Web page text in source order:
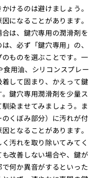
けるのは避けましょう。
になることがあります。
は、鍵穴専用の潤滑剤を
、必ず「鍵穴専用」の、
ものを選ぶことです。一
用油、シリコンスプレー
して固まり、かえって鍵
鍵穴専用潤滑剤を少量ス
染ませてみましょう。ま
くぼみ部分）に汚れが付
となることがあります。
汚れを取り除いてみてく
改善しない場合や、鍵が
何か異音がするといった